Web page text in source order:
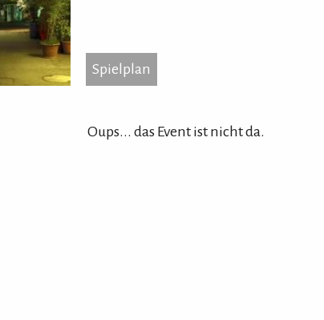
Spielplan
Oups... das Event ist nicht da.